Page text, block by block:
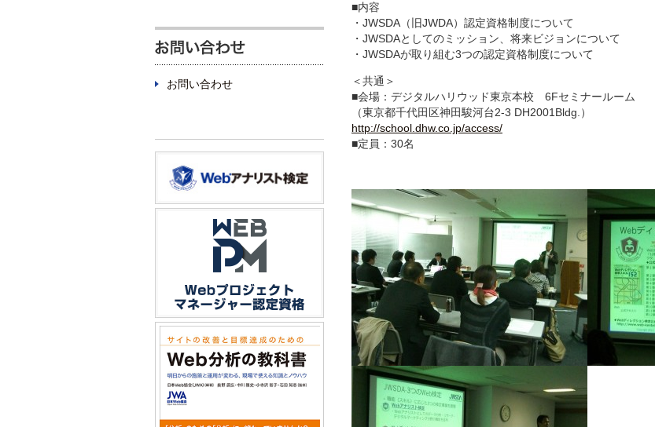
■内容
・JWSDA（旧JWDA）認定資格制度について
・JWSDAとしてのミッション、将来ビジョンについて
・JWSDAが取り組む3つの認定資格制度について
＜共通＞
■会場：デジタルハリウッド東京本校 6Fセミナールーム
（東京都千代田区神田駿河台2-3 DH2001Bldg.）
http://school.dhw.co.jp/access/
■定員：30名
お問い合わせ